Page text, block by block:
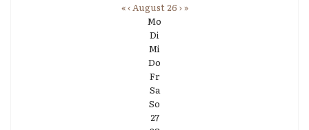
«‹August 26 ›»
Mo
Di
Mi
Do
Fr
Sa
So
27